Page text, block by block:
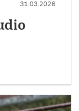
31.03.2026